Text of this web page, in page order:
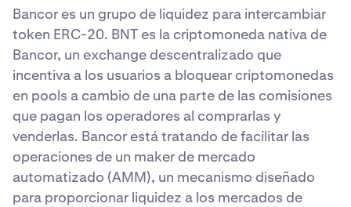
Bancor es un grupo de liquidez para intercambiar
token ERC-20. BNT es la criptomoneda nativa de
Bancor, un exchange descentralizado que
incentiva a los usuarios a bloquear criptomonedas
en pools a cambio de una parte de las comisiones
que pagan los operadores al comprarlas y
venderlas. Bancor está tratando de facilitar las
operaciones de un maker de mercado
automatizado (AMM), un mecanismo diseñado
para proporcionar liquidez a los mercados de